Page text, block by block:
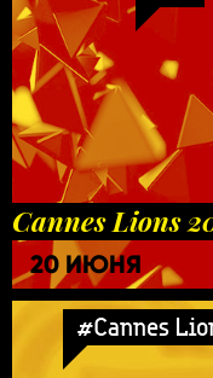
Cannes Lions
20 ИЮНЯ
#Cannes